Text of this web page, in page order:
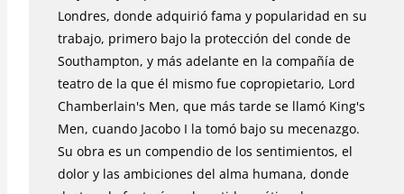
Londres, donde adquirió fama y popularidad en su
trabajo, primero bajo la protección del conde de
Southampton, y más adelante en la compañía de
teatro de la que él mismo fue copropietario, Lord
Chamberlain's Men, que más tarde se llamó King's
Men, cuando Jacobo I la tomó bajo su mecenazgo.
Su obra es un compendio de los sentimientos, el
dolor y las ambiciones del alma humana, donde